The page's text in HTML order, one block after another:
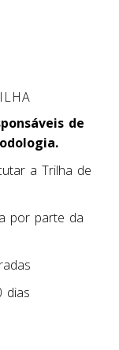
de
a Trilha de
por parte da
dias